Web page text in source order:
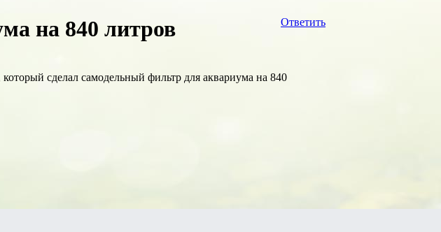
Ответить
на 840 литров
сделал самодельный фильтр для аквариума на 840